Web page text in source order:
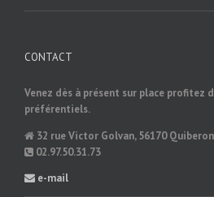
CONTACT
Venez dès à présent sur place
préférentiels.
32 rue Victor Golvan, 56170 Quiberon
02.97.50.31.73
e-mail